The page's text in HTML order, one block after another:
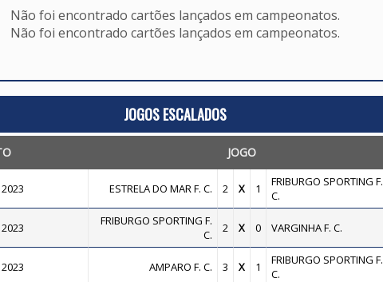
Não foi encontrado cartões lançados em campeonatos.
Não foi encontrado cartões lançados em campeonatos.
JOGOS ESCALADOS
JOGO
2023 ESTRELA DO MAR F. C. 2 X 1
FRIBURGO SPORTING F.
C.
2023
FRIBURGO SPORTING F.
C.
2 X 0 VARGINHA F. C.
2023 AMPARO F. C. 3 X 1
FRIBURGO SPORTING F.
C.